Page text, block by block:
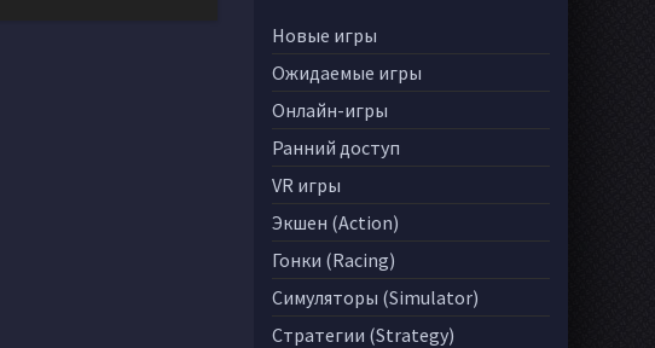
Новые игры
Ожидаемые игры
Онлайн-игры
Ранний доступ
VR игры
Экшен (Action)
Гонки (Racing)
Симуляторы (Simulator)
Стратегии (Strategy)